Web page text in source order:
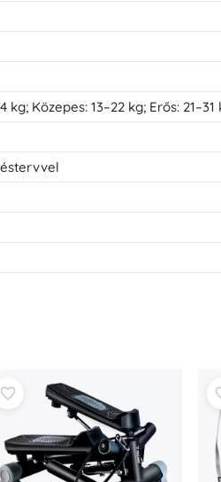
kg; Közepes: 13–22 kg; Erős: 21–31